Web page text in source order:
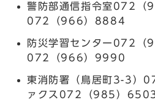
警防部通信指令室072（
072（966）8884
防災学習センター072（
072（966）9990
東消防署（鳥居町3-3）
ァクス072（985）